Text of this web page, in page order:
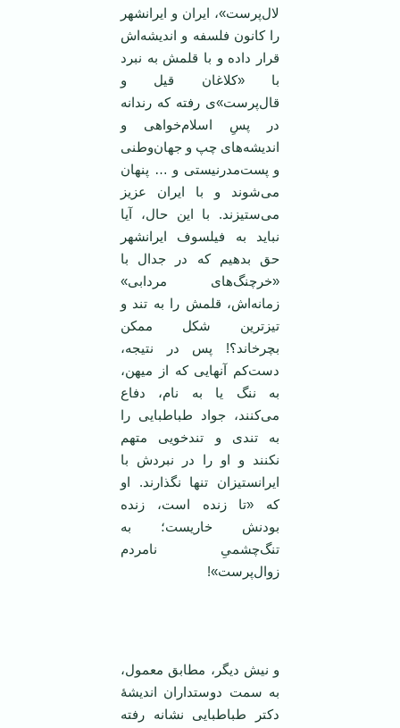
لال‌پرست»، ایران و ایرانشهر
را کانون فلسفه و اندیشه‌اش
قرار داده و با قلمش به نبرد
با «کلاغان قیل و
قال‌پرست»ی رفته که رندانه
در پسِ اسلام‌خواهی و
اندیشه‌های چپ و جهان‌وطنی
و پست‌مدرنیستی و … پنهان
می‌شوند و با ایران عزیز
می‌ستیزند. با این حال، آیا
نباید به فیلسوف ایرانشهر
حق بدهیم که در جدال با
«خرچنگ‌های مردابی»
زمانه‌اش، قلمش را به تند و
تیزترین شکل ممکن
بچرخاند؟! پس در نتیجه،
دست‌کم آنهایی که از میهن،
به ننگ یا به نام، دفاع
می‌کنند، جواد طباطبایی را
به تندی و تندخویی متهم
نکنند و او را در نبردش با
ایرانستیزان تنها نگذارند. او
که «تا زنده است، زنده
بودنش خاریست؛ به
تنگ‌چشمیِ نامردم
زوال‌پرست»!
و نیش دیگر، مطابق معمول،
به سمت دوستداران اندیشۀ
دکتر طباطبایی‌ نشانه رفته